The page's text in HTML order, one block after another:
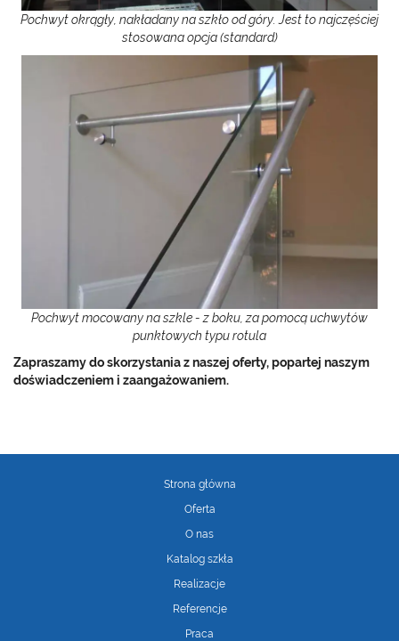
Pochwyt okrągły, nakładany na szkło od góry. Jest to najczęściej
stosowana opcja (standard)
Pochwyt mocowany na szkle - z boku, za pomocą uchwytów
punktowych typu rotula
Zapraszamy do skorzystania z naszej oferty, popartej naszym
doświadczeniem i zaangażowaniem.
Strona główna
Oferta
O nas
Katalog szkła
Realizacje
Referencje
Praca